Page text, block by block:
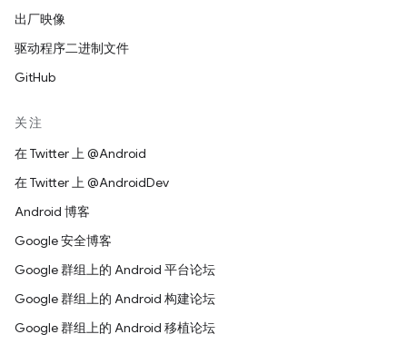
出厂映像
驱动程序二进制文件
GitHub
关注
在 Twitter 上 @Android
在 Twitter 上 @AndroidDev
Android 博客
Google 安全博客
Google 群组上的 Android 平台论坛
Google 群组上的 Android 构建论坛
Google 群组上的 Android 移植论坛